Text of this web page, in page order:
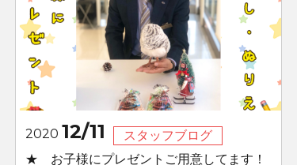
2020 12/11
スタッフブログ
★ お子様にプレゼントご用意してます！